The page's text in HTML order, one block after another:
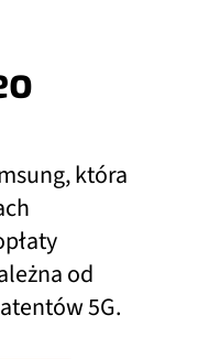
która
od
5G.